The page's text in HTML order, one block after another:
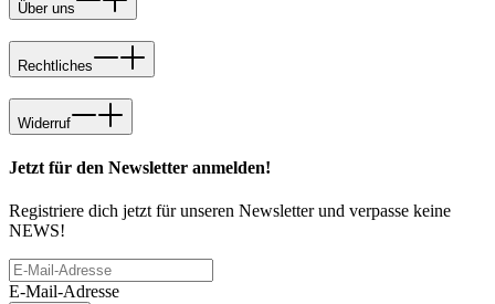
Über uns
Rechtliches
Widerruf
Jetzt für den Newsletter anmelden!
Registriere dich jetzt für unseren Newsletter und verpasse keine
NEWS!
E-Mail-Adresse